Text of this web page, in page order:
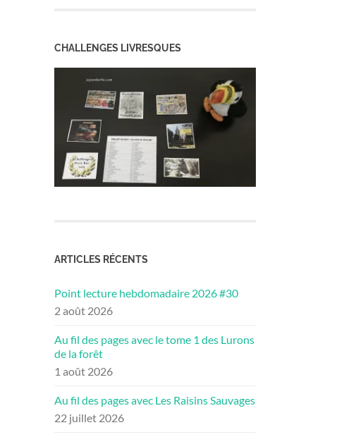
CHALLENGES LIVRESQUES
ARTICLES RÉCENTS
Point lecture hebdomadaire 2026 #30
2 août 2026
Au fil des pages avec le tome 1 des Lurons
de la forêt
1 août 2026
Au fil des pages avec Les Raisins Sauvages
22 juillet 2026